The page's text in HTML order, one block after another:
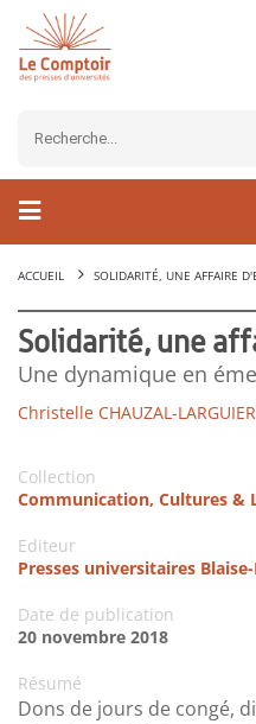
ACCUEIL SOLIDARITÉ, UNE AFFAIRE
Solidarité, une
Une dynamique en
Christelle CHAUZAL-
Collection
Communication, Cultures &
Editeur
Presses universitaires
Date de publication
20 novembre 2018
Résumé
Dons de jours de congé,